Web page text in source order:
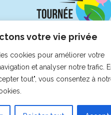
votre vie privée
cookies pour améliorer votre
et analyser notre trafic.
tout", vous consentez à